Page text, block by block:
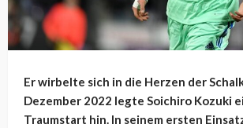
Er wirbelte sich in die Herzen der
Dezember 2022 legte Soichiro Kozuki
Traumstart hin. In seinem ersten